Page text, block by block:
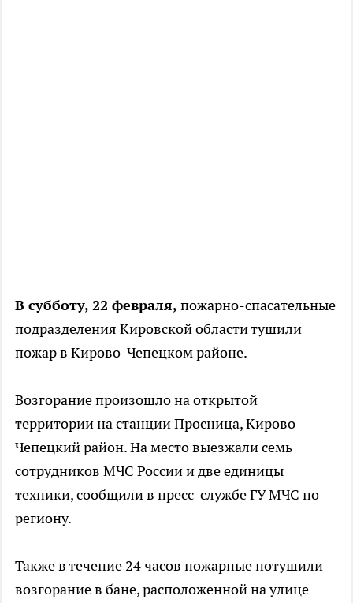
В субботу, 22 февраля, пожарно-спасательные
подразделения Кировской области тушили
пожар в Кирово-Чепецком районе.
Возгорание произошло на открытой
территории на станции Просница, Кирово-
Чепецкий район. На место выезжали семь
сотрудников МЧС России и две единицы
техники, сообщили в пресс-службе ГУ МЧС по
региону.
Также в течение 24 часов пожарные потушили
возгорание в бане, расположенной на улице